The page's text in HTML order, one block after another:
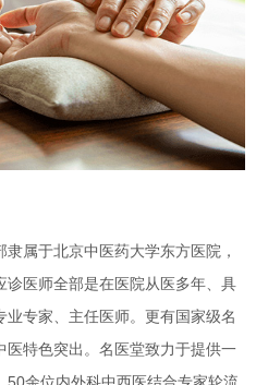
属于北京中医药大学东方医院，
医师全部是在医院从医多年、具
专家、主任医师。更有国家级名
特色突出。名医堂致力于提供一